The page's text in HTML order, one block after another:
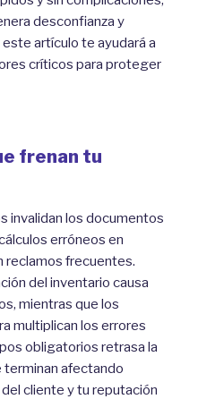
desconfianza y
artículo te ayudará a
críticos para proteger
frenan tu
invalidan los documentos
erróneos en
reclamos frecuentes.
del inventario causa
mientras que los
multiplican los errores
obligatorios retrasa la
terminan afectando
cliente y tu reputación